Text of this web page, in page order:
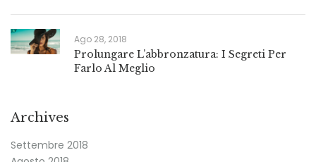
Ago 28, 2018
Prolungare L’abbronzatura: I Segreti Per
Farlo Al Meglio
Archives
Settembre 2018